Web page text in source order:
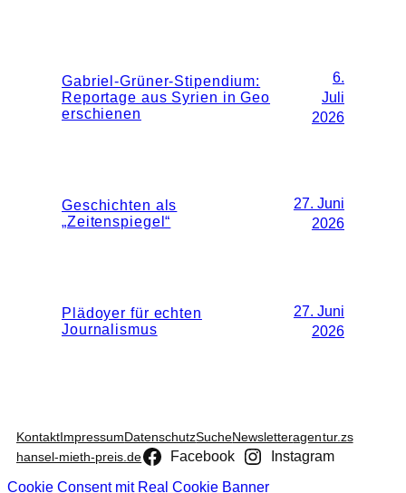
Gabriel-Grüner-Stipendium:
Reportage aus Syrien in Geo
erschienen
6.
Juli
2026
Geschichten als
„Zeitenspiegel“
27. Juni
2026
Plädoyer für echten
Journalismus
27. Juni
2026
KontaktImpressumDatenschutzSucheNewsletteragentur.zs
hansel-mieth-preis.de
Facebook Instagram
Cookie Consent mit Real Cookie Banner